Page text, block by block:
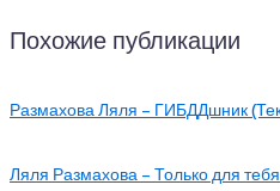
Похожие публикации
Размахова Ляля – ГИБДДшник
Ляля Размахова – Только для